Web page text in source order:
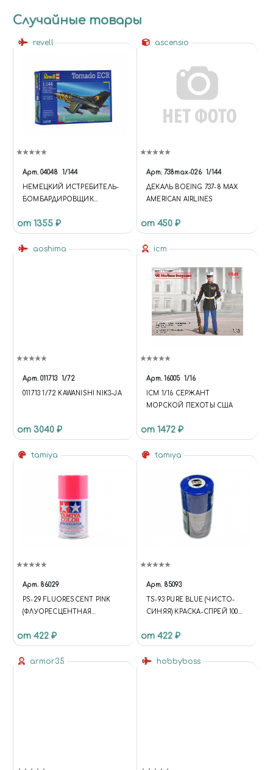
Случайные товары
revell
Арт. 04048 1/144
НЕМЕЦКИЙ ИСТРЕБИТЕЛЬ-
БОМБАРДИРОВЩИК
от 1355 ₽
ascensio
Арт. 738max-026 1/144
ДЕКАЛЬ BOEING 737-8 MAX
AMERICAN AIRLINES
от 450 ₽
aoshima
Арт. 011713 1/72
011713 1/72 KAWANISHI NIK3-JA
от 3040 ₽
icm
Арт. 16005 1/16
ICM 1/16 СЕРЖАНТ
МОРСКОЙ ПЕХОТЫ США
от 1472 ₽
tamiya
Арт. 86029
PS-29 FLUORESCENT PINK
(ФЛУОРЕСЦЕНТНАЯ
МЛ.
от 422 ₽
tamiya
Арт. 85093
TS-93 PURE BLUE (ЧИСТО-
СИНЯЯ) КРАСКА-СПРЕЙ 100
от 422 ₽
armor35 hobbyboss